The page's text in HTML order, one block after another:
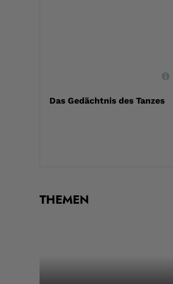
,
Das Gedächtnis des Tanzes
THEMEN